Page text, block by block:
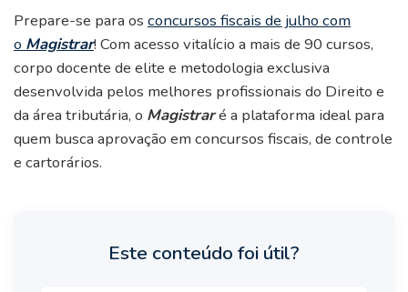
Prepare-se para os concursos fiscais de julho com
o Magistrar! Com acesso vitalício a mais de 90 cursos,
corpo docente de elite e metodologia exclusiva
desenvolvida pelos melhores profissionais do Direito e
da área tributária, o Magistraré a plataforma ideal para
quem busca aprovação em concursos fiscais, de controle
e cartorários.
Este conteúdo foi útil?